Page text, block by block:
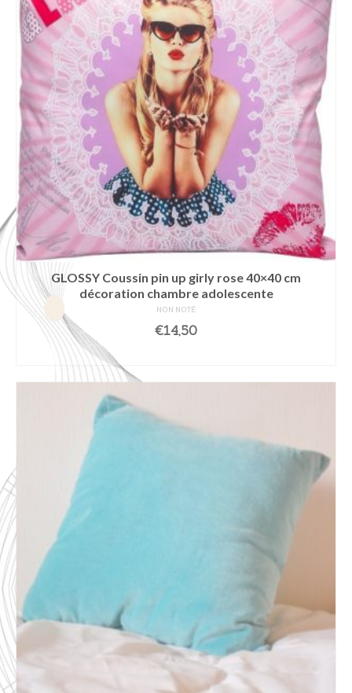
GLOSSY Coussin pin up girly rose 40×40 cm
décoration chambre adolescente
NON NOTÉ
€14,50
AJOUTER AU PANIER